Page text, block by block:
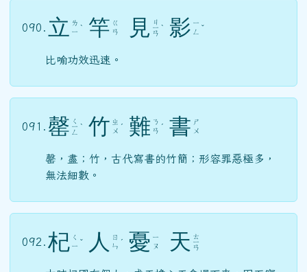
090. 立 ㄌ
ㄧ ˋ 竿 ㄍ
ㄢ
見 ㄐ
ㄧ
ㄢ
ˋ 影 ㄧ
ㄥ ˇ
比喻功效迅速。
091. 罄 ㄑ
ㄧ
ㄥ
ˋ 竹 ㄓ
ㄨ ˊ 難 ㄋ
ㄢ ˊ 書 ㄕ
ㄨ
罄，盡；竹，古代寫書的竹簡；形容罪惡極多，
無法細數。
092. 杞 ㄑ
ㄧ ˇ 人
ㄖ
ㄣ ˊ 憂 ㄧ
ㄡ
天 ㄊ
ㄧ
ㄢ